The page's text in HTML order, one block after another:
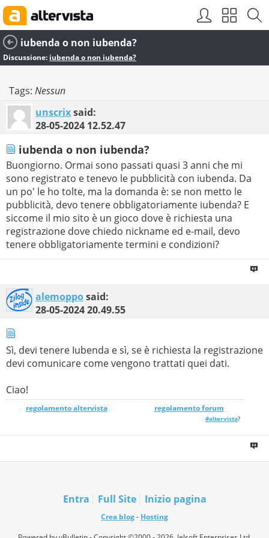
iubenda o non iubenda?
Discussione: iubenda o non iubenda?
Tags: Nessun
unscrixsaid:
28-05-2024 12.52.47
iubenda o non iubenda?
Buongiorno. Ormai sono passati quasi 3 anni che mi
sono registrato e tenevo le pubblicità con iubenda. Da
un po' le ho tolte, ma la domanda è: se non metto le
pubblicità, devo tenere obbligatoriamente iubenda? E
siccome il mio sito è un gioco dove è richiesta una
registrazione dove chiedo nickname ed e-mail, devo
tenere obbligatoriamente termini e condizioni?
alemopposaid:
28-05-202420.49.55
Sì, devi tenere Iubenda e sì, se è richiesta la registrazione
devi comunicare come vengono trattati quei dati.
Ciao!
regolamento altervista_______________ regolamento forum
#altervista?
Entra Full Site Inizio pagina
Crea blog- Hosting